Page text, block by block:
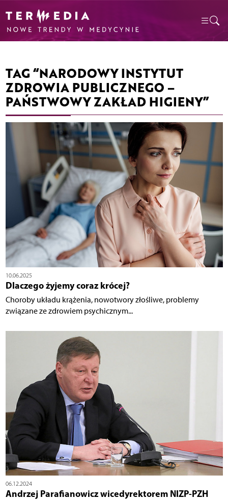
TAG “NARODOWY INSTYTUT
ZDROWIA PUBLICZNEGO –
PAŃSTWOWY ZAKŁAD HIGIENY”
10.06.2025
Dlaczego żyjemy coraz krócej?
Choroby układu krążenia, nowotwory złośliwe, problemy
związane ze zdrowiem psychicznym...
06.12.2024
Andrzej Parafianowicz wicedyrektorem NIZP-PZH